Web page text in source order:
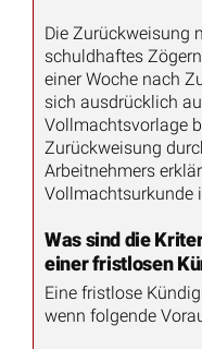
Die Zurückweisung
schuldhaftes
einer Woche nach
sich ausdrücklich
Vollmachtsvorlage
Zurückweisung
Arbeitnehmers
Vollmachtsurkunde
Was sind die
einer fristlosen
Eine fristlose
wenn folgende